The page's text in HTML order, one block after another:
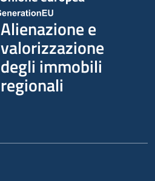
Alienazione e
valorizzazione
degli immobili
regionali